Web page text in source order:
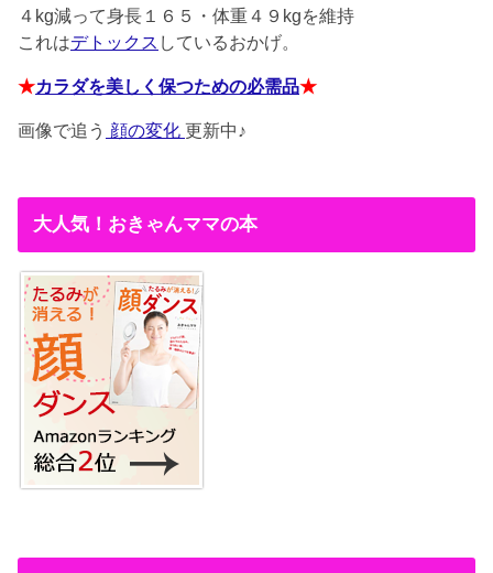
４kg減って身長１６５・体重４９kgを維持
これはデトックス しているおかげ。
★カラダを美しく保つための必需品★
画像で追う 顔の変化 更新中♪
大人気！おきゃんママの本